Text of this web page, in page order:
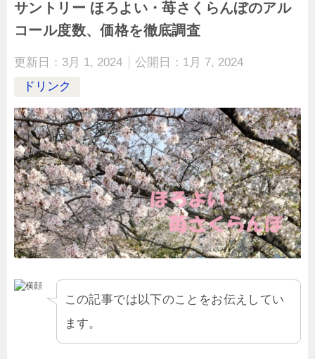
サントリー ほろよい・苺さくらんぼのアル
コール度数、価格を徹底調査
更新日： 3月 1, 2024 公開日： 1月 7, 2024
ドリンク
この記事では以下のことをお伝えしてい
ます。